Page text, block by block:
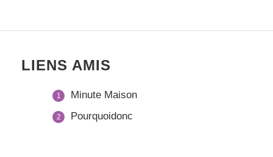
LIENS AMIS
Minute Maison
Pourquoidonc